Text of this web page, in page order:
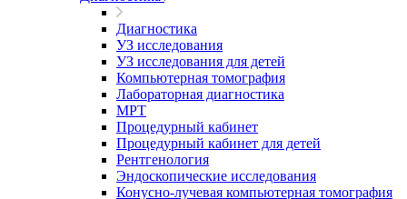
Диагностика
УЗ исследования
УЗ исследования для детей
Компьютерная томография
Лабораторная диагностика
МРТ
Процедурный кабинет
Процедурный кабинет для детей
Рентгенология
Эндоскопические исследования
Конусно-лучевая компьютерная томография